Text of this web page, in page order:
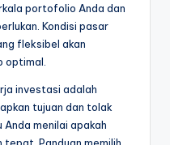
portofolio Anda dan
Kondisi pasar
fleksibel akan
optimal.
investasi adalah
tujuan dan tolak
Anda menilai apakah
Panduan memilih